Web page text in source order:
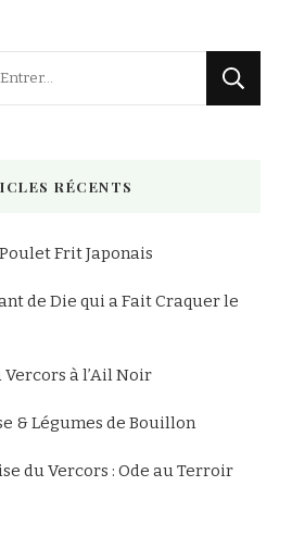
RÉCENTS
Frit Japonais
de Die qui a Fait Craquer le
à l’Ail Noir
& Légumes de Bouillon
du Vercors : Ode au Terroir